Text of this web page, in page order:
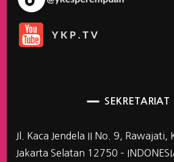
SEKRETARIAT
Jl. Kaca Jendela II No. 9, Rawajati,
Jakarta Selatan 12750 –